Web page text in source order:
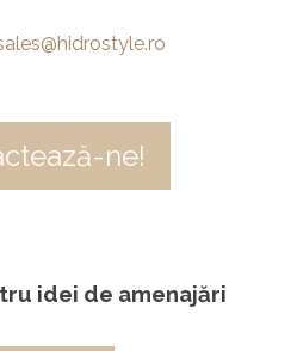
ne!
idei de amenajări